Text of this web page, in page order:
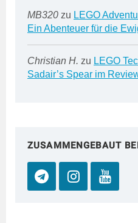
MB320 zu LEGO
Ein Abenteuer für die
Christian H. zu LEGO
Sadair’s Spear im
ZUSAMMENGEBAUT